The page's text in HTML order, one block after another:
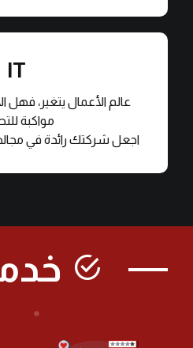
IT
عالم الأعمال يتغير، فهل
مواكبة
اجعل شركتك رائدة في
أفضل
المزيد من